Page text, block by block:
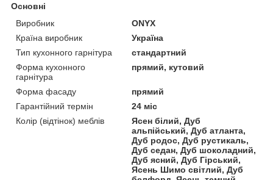
Основні
Виробник
ONYX
Країна виробник
Україна
Тип кухонного гарнітура
стандартний
Форма кухонного
гарнітура
прямий, кутовий
Форма фасаду
прямий
Гарантійний термін
24 міс
Колір (відтінок) меблів
Ясен білий, Дуб
альпійський, Дуб атланта,
Дуб родос, Дуб рустикаль,
Дуб седан, Дуб шоколадний,
Дуб ясний, Дуб Гірський,
Ясень Шимо світлий, Дуб